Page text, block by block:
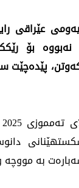
عێراقی
نه‌بووه‌ بۆ
پێده‌چێت
شكستهێنانی
به‌ مووچه‌